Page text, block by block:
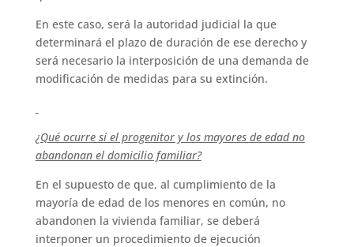
En este caso, será la autoridad judicial la que
determinará el plazo de duración de ese derecho y
será necesario la interposición de una demanda de
modificación de medidas para su extinción.
¿Qué ocurre si el progenitor y los mayores de edad no
abandonan el domicilio familiar?
En el supuesto de que, al cumplimiento de la
mayoría de edad de los menores en común, no
abandonen la vivienda familiar, se deberá
interponer un procedimiento de ejecución